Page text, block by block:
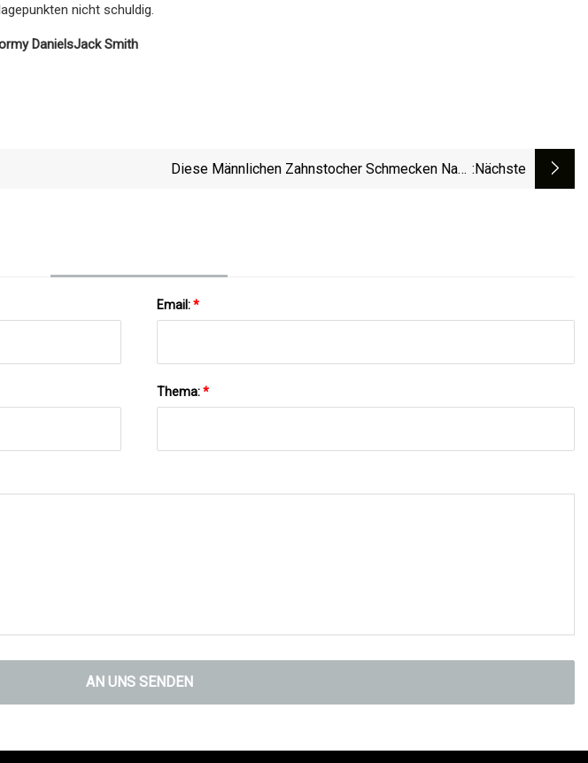
nicht schuldig.
DanielsJack Smith
Diese Männlichen Zahnstocher Schmecken Nach :nächste
Email:*
Thema:*
AN UNS SENDEN